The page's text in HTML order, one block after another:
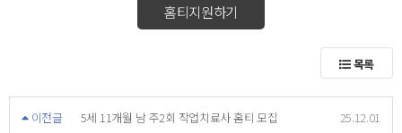
홈티지원하기
목록
이전글 5세 11개월 남 주2회 작업치료사 홈티 모집 25.12.01